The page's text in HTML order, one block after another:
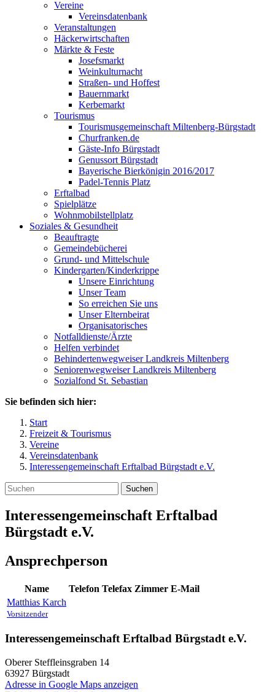
Vereine
Vereinsdatenbank
Veranstaltungen
Häckerwirtschaften
Märkte & Feste
Josefsmarkt
Weinkulturnacht
Straßen- und Hoffest
Bauernmarkt
Kerbemarkt
Tourismus
Tourismusgemeinschaft Miltenberg-Bürgstadt
Churfranken.de
Gäste-Info Bürgstadt
Genussort Bürgstadt
Bayerische Bierkönigin 2016/2017
Padel-Tennis Platz
Erftalbad
Spielplätze
Wohnmobilstellplatz
Soziales & Gesundheit
Beauftragte
Gemeindebücherei
Grund- und Mittelschule
Kindergarten/Kinderkrippe
Unsere Einrichtung
Unser Team
So erreichen Sie uns
Unser Elternbeirat
Organisatorisches
Notfalldienste/Ärzte
Helfen verbindet
Behindertenwegweiser Landkreis Miltenberg
Seniorenwegweiser Landkreis Miltenberg
Sozialfond St. Sebastian
Sie befinden sich hier:
Start
Freizeit & Tourismus
Vereine
Vereinsdatenbank
Interessengemeinschaft Erftalbad Bürgstadt e.V.
Suchen
Interessengemeinschaft Erftalbad
Bürgstadt e.V.
Ansprechperson
Name Telefon Telefax Zimmer E-Mail
Matthias Karch
Vorsitzender
Interessengemeinschaft Erftalbad Bürgstadt e.V.
Oberer Steffleinsgraben 14
63927 Bürgstadt
Adresse in Google Maps anzeigen